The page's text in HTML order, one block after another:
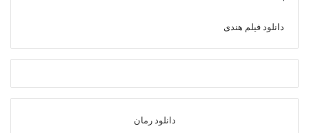
دانلود فیلم هندی
دانلود رمان